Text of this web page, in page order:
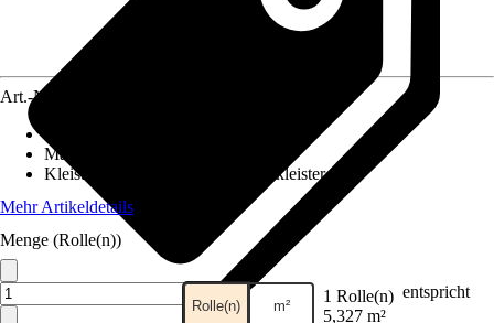
Art.-Nr.
Maße (BxH)
Kleisterempfehlung
Vliestapetenkleister
Mehr Artikeldetails
Menge (Rolle(n))
Rolle(n) m² 1 Rolle(n) entspricht
5,327 m²